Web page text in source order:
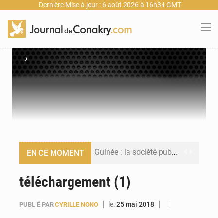
Dernière Mise à jour : 6 août 2026 à 16h34 GMT
›
EN CE MOMENT Guinée : la société publique Nimba Mining Company signe sa première convention minière
téléchargement (1)
PUBLIÉ PAR CYRILLE NONO le:25 mai 2018